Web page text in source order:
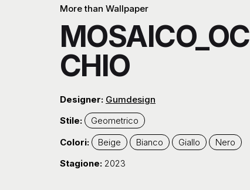
More than Wallpaper
MOSAICO_OC
CHIO
Designer: Gumdesign
Stile:
Geometrico
Colori:
Beige Bianco Giallo
Nero
Stagione: 2023